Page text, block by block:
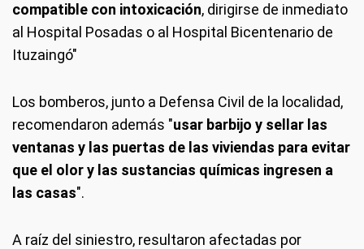
compatible con intoxicación, dirigirse de inmediato
al Hospital Posadas o al Hospital Bicentenario de
Ituzaingó"
Los bomberos, junto a Defensa Civil de la localidad,
recomendaron además "usar barbijo y sellar las
ventanas y las puertas de las viviendas para evitar
que el olor y las sustancias químicas ingresen a
las casas".
A raíz del siniestro, resultaron afectadas por